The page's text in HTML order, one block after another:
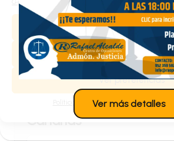
Aceptar
Denegar
Ver preferencias
Política de cookiesPolítica de privacidad
Nº 121
Nº 225
Canarias
Ver más detalles